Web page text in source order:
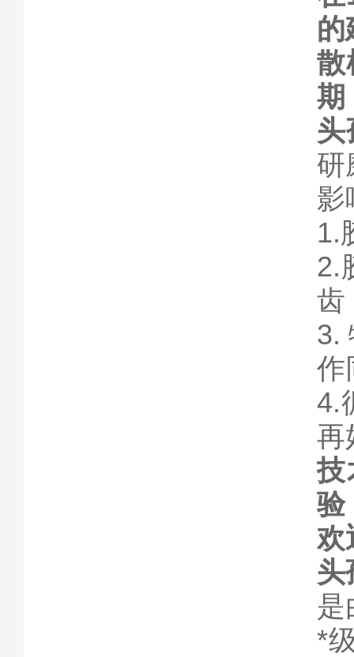
的
散
期
头
研
影
1.
2.
齿
3.
作
4.
再
验
欢
头
是
*